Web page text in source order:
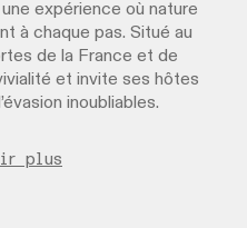
expérience où nature
à chaque pas. Situé au
de la France et de
et invite ses hôtes
inoubliables.
plus